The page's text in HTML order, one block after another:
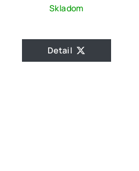
Skladom
Detail